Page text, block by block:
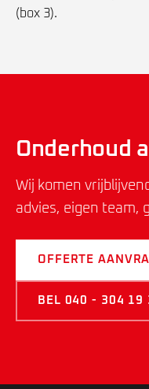
(box 3).
Onderhoud
Wij komen
advies, eigen team,
OFFERTE
BEL 040 - 304 19